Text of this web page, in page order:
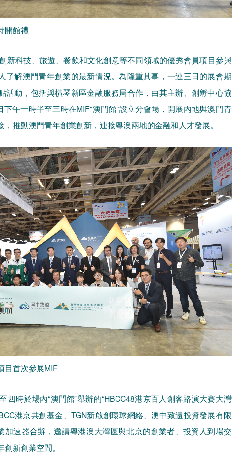
開館禮
新科技、旅遊、餐飲和文化創意等不同領域的優秀會員項目參與
了解澳門青年創業的最新情況。為隆重其事，一連三日的展會期
活動，包括與橫琴新區金融服務局合作，由其主辦、創孵中心協
下午一時半至三時在MIF“澳門館”設立分會場，開展內地與澳門青
推動澳門青年創業創新，連接粵澳兩地的金融和人才發展。
目首次參展MIF
四時於場內“澳門館”舉辦的“HBCC48港京百人創客路演大賽大灣
港京共創基金、TGN新啟創環球網絡、澳中致遠投資發展有限
加速器合辦，邀請粵港澳大灣區與北京的創業者、投資人到場交
新創業空間。